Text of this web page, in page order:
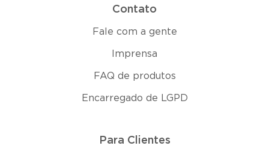
Contato
Fale com a gente
Imprensa
FAQ de produtos
Encarregado de LGPD
Para Clientes